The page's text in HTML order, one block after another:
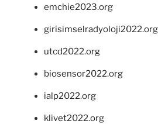
emchie2023.org
girisimselradyoloji2022.org
utcd2022.org
biosensor2022.org
ialp2022.org
klivet2022.org